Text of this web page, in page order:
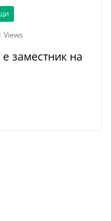
Views
заместник на